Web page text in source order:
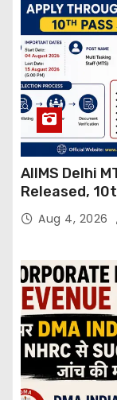
AIIMS Delhi
Released,
Through
Aug 4, 2026